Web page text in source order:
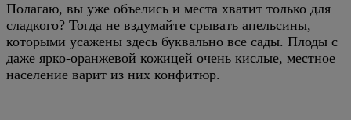
Полагаю, вы уже объелись и места хватит только для
сладкого? Тогда не вздумайте срывать апельсины,
которыми усажены здесь буквально все сады. Плоды с
даже ярко-оранжевой кожицей очень кислые, местное
население варит из них конфитюр.